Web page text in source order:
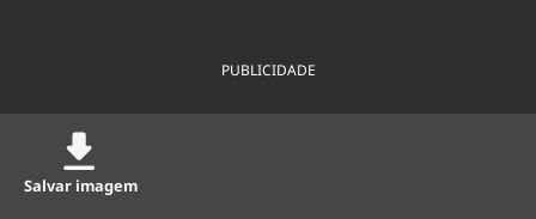
PUBLICIDADE
Salvar imagem